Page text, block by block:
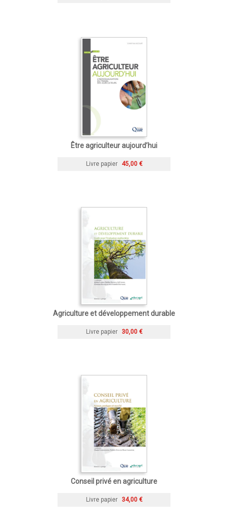
Être agriculteur aujourd’hui
Livre papier 45,00 €
Agriculture et développement durable
Livre papier 30,00 €
Conseil privé en agriculture
Livre papier 34,00 €